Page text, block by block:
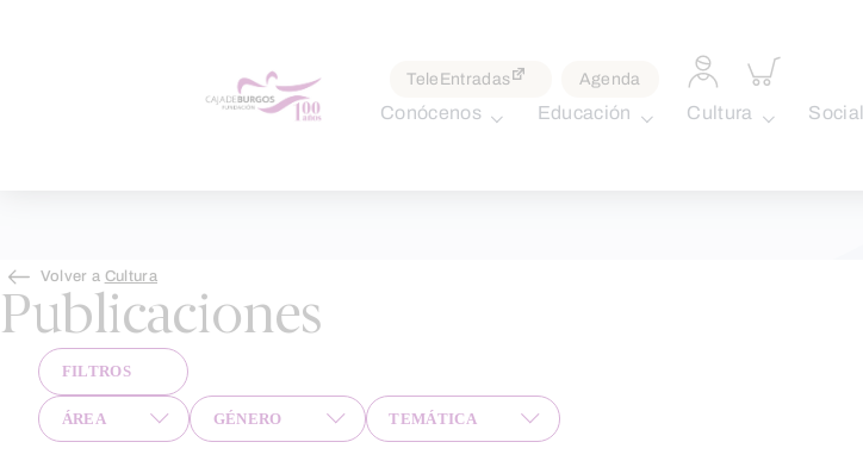
Skip
to
content
TeleEntradas Agenda
Acceder
a
personal
Inspeccionar
carrito
Conócenos Educación Cultura Social
Volver a Cultura
Publicaciones
FILTROS
ÁREA GÉNERO TEMÁTICA